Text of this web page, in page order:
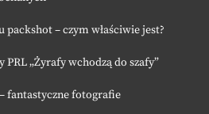
– czym właściwie jest?
„Żyrafy wchodzą do szafy”
fantastyczne fotografie